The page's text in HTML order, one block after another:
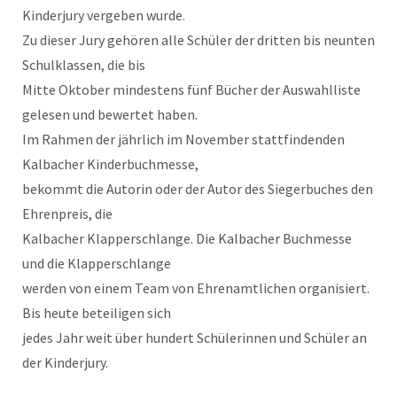
Kinderjury vergeben wurde.
Zu dieser Jury gehören alle Schüler der dritten bis neunten
Schulklassen, die bis
Mitte Oktober mindestens fünf Bücher der Auswahlliste
gelesen und bewertet haben.
Im Rahmen der jährlich im November stattfindenden
Kalbacher Kinderbuchmesse,
bekommt die Autorin oder der Autor des Siegerbuches den
Ehrenpreis, die
Kalbacher Klapperschlange. Die Kalbacher Buchmesse
und die Klapperschlange
werden von einem Team von Ehrenamtlichen organisiert.
Bis heute beteiligen sich
jedes Jahr weit über hundert Schülerinnen und Schüler an
der Kinderjury.